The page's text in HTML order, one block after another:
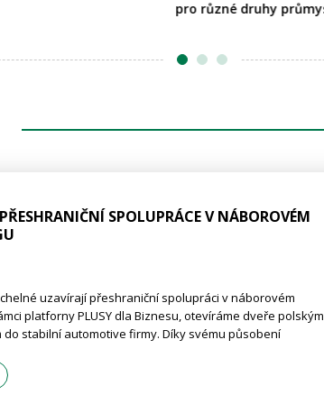
pro různé druhy průmyslů
SPOLUPRÁCE V NÁBOROVÉM
uzavírají přeshraniční spolupráci v náborovém
platforny PLUSY dla Biznesu, otevíráme dveře polským
do stabilní automotive firmy. Díky svému působení
kandidátů napříč česko-polským trhem práce
moderního zaměstnavatele.